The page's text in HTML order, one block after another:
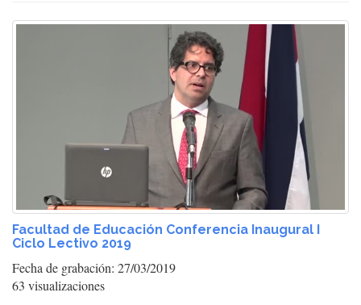
Facultad de Educación Conferencia Inaugural I
Ciclo Lectivo 2019
Fecha de grabación: 27/03/2019
63 visualizaciones